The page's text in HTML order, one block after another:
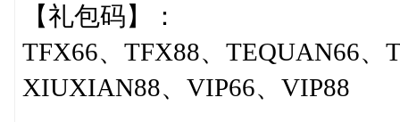
【礼包码】：
TFX66、TFX88、TEQUAN66
XIUXIAN88、VIP66、VIP88